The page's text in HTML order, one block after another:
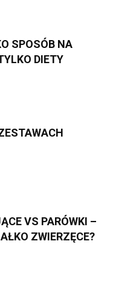
SPOSÓB NA
DIETY
VS PARÓWKI –
ZWIERZĘCE?